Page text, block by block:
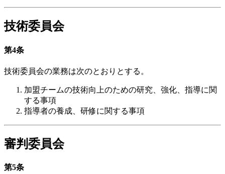
技術委員会
第4条
技術委員会の業務は次のとおりとする。
加盟チームの技術向上のための研究、強化、指導に関
する事項
指導者の養成、研修に関する事項
審判委員会
第5条